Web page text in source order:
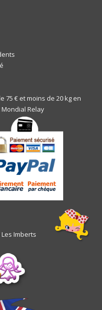
€ et moins de 20 kg en
Relay
Imberts